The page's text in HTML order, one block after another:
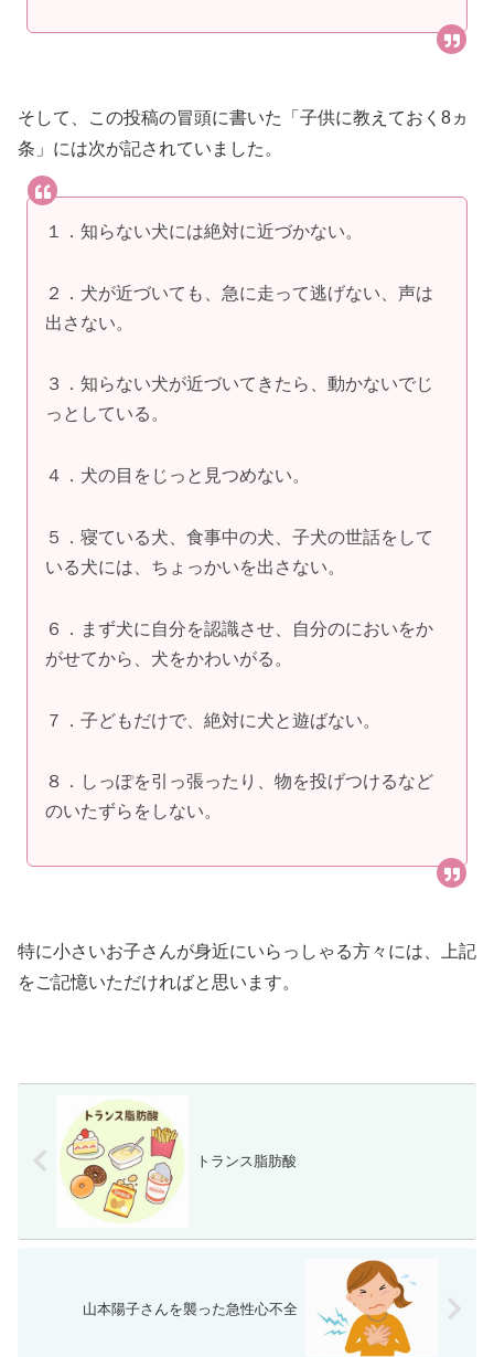
そして、この投稿の冒頭に書いた「子供に教えておく8ヵ
条」には次が記されていました。
１．知らない犬には絶対に近づかない。
２．犬が近づいても、急に走って逃げない、声は
出さない。
３．知らない犬が近づいてきたら、動かないでじ
っとしている。
４．犬の目をじっと見つめない。
５．寝ている犬、食事中の犬、子犬の世話をして
いる犬には、ちょっかいを出さない。
６．まず犬に自分を認識させ、自分のにおいをか
がせてから、犬をかわいがる。
７．子どもだけで、絶対に犬と遊ばない。
８．しっぽを引っ張ったり、物を投げつけるなど
のいたずらをしない。
特に小さいお子さんが身近にいらっしゃる方々には、上記
をご記憶いただければと思います。
トランス脂肪酸
山本陽子さんを襲った急性心不全